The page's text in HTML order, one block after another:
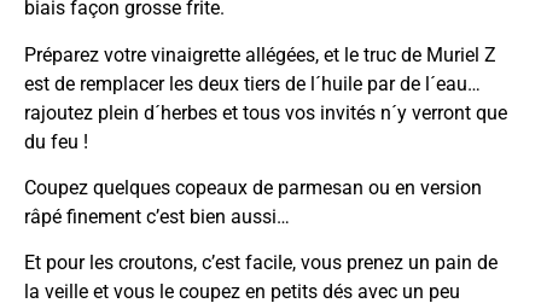
biais façon grosse frite.
Préparez votre vinaigrette allégées, et le truc de Muriel Z
est de remplacer les deux tiers de l´huile par de l´eau…
rajoutez plein d´herbes et tous vos invités n´y verront que
du feu !
Coupez quelques copeaux de parmesan ou en version
râpé finement c’est bien aussi…
Et pour les croutons, c’est facile, vous prenez un pain de
la veille et vous le coupez en petits dés avec un peu